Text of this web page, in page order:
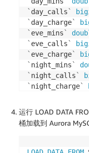
` day_calls `
` day_charge`
` eve_mins `
` eve_calls `
` eve_charge`
` night_mins `
` night_calls `
` night_charge`
`int_calls
`int_charge
`
)
ENGINE= InnoDB
运行 LOAD DATA
桶加载到 Aurora